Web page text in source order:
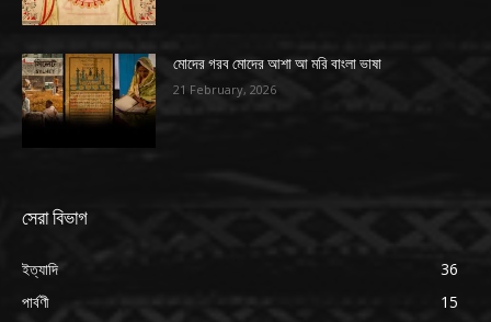
মোদের গরব মোদের আশা আ মরি বাংলা ভাষা
21 February, 2026
সেরা বিভাগ
ইত্যাদি
36
পার্বণী
15